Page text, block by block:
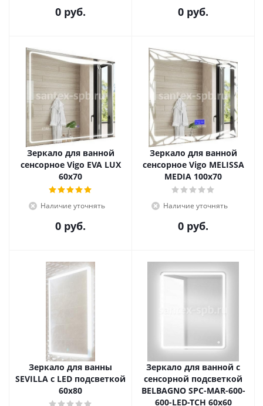
0 руб. 0 руб.
Зеркало для ванной
сенсорное Vigo EVA LUX
60х70
Наличие уточнять
0 руб.
Зеркало для ванной
сенсорное Vigo MELISSA
MEDIA 100х70
Наличие уточнять
0 руб.
Зеркало для ванны
SEVILLA с LED подсветкой
60х80
Зеркало для ванной с
сенсорной подсветкой
BELBAGNO SPC-MAR-600-
600-LED-TCH 60х60